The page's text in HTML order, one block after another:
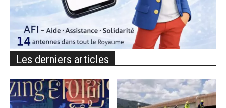
Les derniers articles